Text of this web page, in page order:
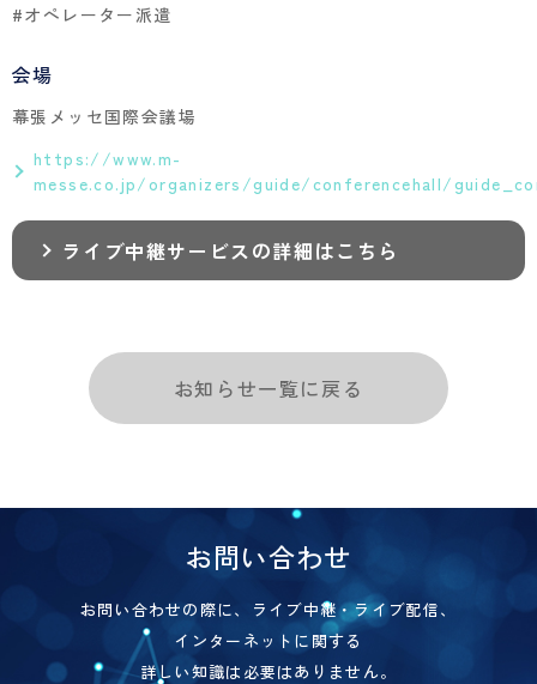
#オペレーター派遣
会場
幕張メッセ国際会議場
https://www.m-
messe.co.jp/organizers/guide/conferencehall/
ライブ中継サービスの詳細はこちら
お知らせ一覧に戻る
お問い合わせ
お問い合わせの際に、ライブ中継・ライブ配信、
インターネットに関する
詳しい知識は必要はありません。